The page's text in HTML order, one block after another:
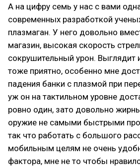
А на цифру семь у нас с вами
современных разработкой
плазмаган. У него довольно
магазин, высокая скорость
сокрушительный урон. Выглядит
тоже приятно, особенно мне
падения банки с плазмой при
уж он на тактильном уровне
ровно один, зато довольно
оружие не самыми быстрыми
так что работать с большого
мобильным целям не очень
фактора, мне не то чтобы